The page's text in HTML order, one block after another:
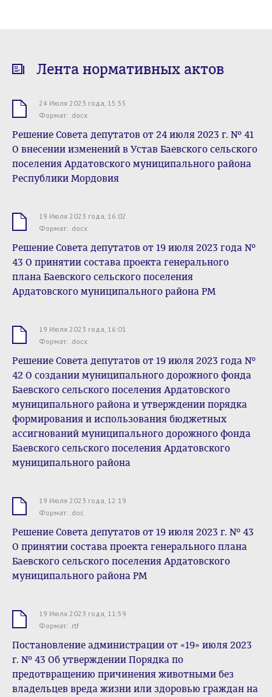
Лента нормативных актов
24 Июля 2023 года, 15:55
Формат: .docx
Решение Совета депутатов от 24 июля 2023 г. № 41
О внесении изменений в Устав Баевского сельского
поселения Ардатовского муниципального района
Республики Мордовия
19 Июля 2023 года, 16:02
Формат: .docx
Решение Совета депутатов от 19 июля 2023 года №
43 О принятии состава проекта генерального
плана Баевского сельского поселения
Ардатовского муниципального района РМ
19 Июля 2023 года, 16:01
Формат: .docx
Решение Совета депутатов от 19 июля 2023 года №
42 О создании муниципального дорожного фонда
Баевского сельского поселения Ардатовского
муниципального района и утверждении порядка
формирования и использования бюджетных
ассигнований муниципального дорожного фонда
Баевского сельского поселения Ардатовского
муниципального района
19 Июля 2023 года, 12:19
Формат: .doc
Решение Совета депутатов от 19 июля 2023 г. № 43
О принятии состава проекта генерального плана
Баевского сельского поселения Ардатовского
муниципального района РМ
19 Июля 2023 года, 11:59
Формат: .rtf
Постановление администрации от «19» июля 2023
г. № 43 Об утверждении Порядка по
предотвращению причинения животными без
владельцев вреда жизни или здоровью граждан на